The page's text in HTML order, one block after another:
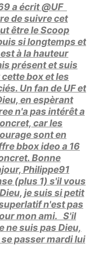
a écrit @UF
de suivre cet
être le Scoop
si longtemps et
à la hauteur
présent et suis
box et les
Un fan de UF et
en espèrant
n'a pas intérêt a
car les
sont en
bbox ideo a 16
Bonne
Philippe91
(plus 1) s'il vous
je suis si petit
n'est pas
mon ami. S'il
ne suis pas Dieu,
passer mardi lui